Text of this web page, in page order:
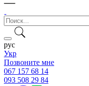
рус
Укр
Позвоните мне
067 157 68 14
093 508 29 84